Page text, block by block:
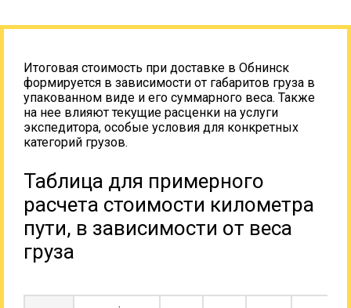
Итоговая стоимость при доставке в Обнинск
формируется в зависимости от габаритов груза в
упакованном виде и его суммарного веса. Также
на нее влияют текущие расценки на услуги
экспедитора, особые условия для конкретных
категорий грузов.
Таблица для примерного
расчета стоимости километра
пути, в зависимости от веса
груза